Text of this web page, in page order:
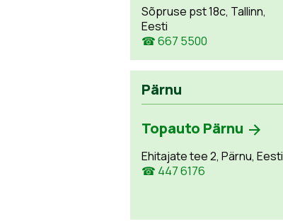
Sõpruse pst 18c, Tallinn,
Eesti
☎ 667 5500
Pärnu
Topauto Pärnu
Ehitajate tee 2, Pärnu, Eesti
☎ 447 6176